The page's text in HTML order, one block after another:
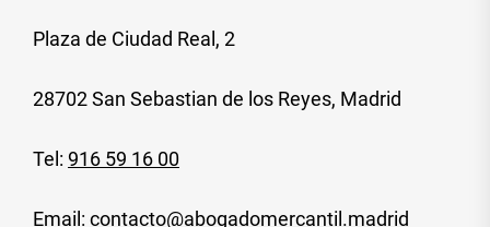
Plaza de Ciudad Real, 2
28702 San Sebastian de los Reyes, Madrid
Tel: 916 59 16 00
Email: contacto@abogadomercantil.madrid